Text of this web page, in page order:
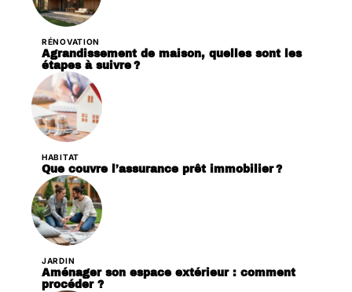
RÉNOVATION
Agrandissement de maison, quelles sont les
étapes à suivre ?
HABITAT
Que couvre l’assurance prêt immobilier ?
JARDIN
Aménager son espace extérieur : comment
procéder ?